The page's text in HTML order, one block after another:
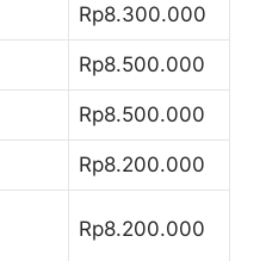
Rp8.300.000
Rp8.500.000
Rp8.500.000
Rp8.200.000
Rp8.200.000